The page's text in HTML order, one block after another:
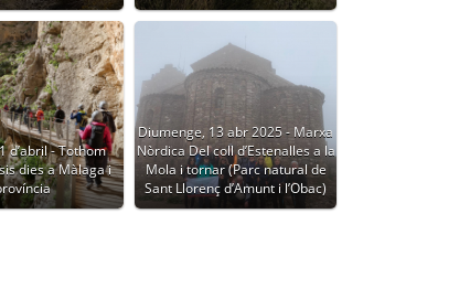
d’abril - Tothom
dies a Màlaga i
Diumenge, 13 abr 2025 - Marxa
Nòrdica Del coll d’Estenalles a la
Mola i tornar (Parc natural de
Sant Llorenç d’Amunt i l’Obac)